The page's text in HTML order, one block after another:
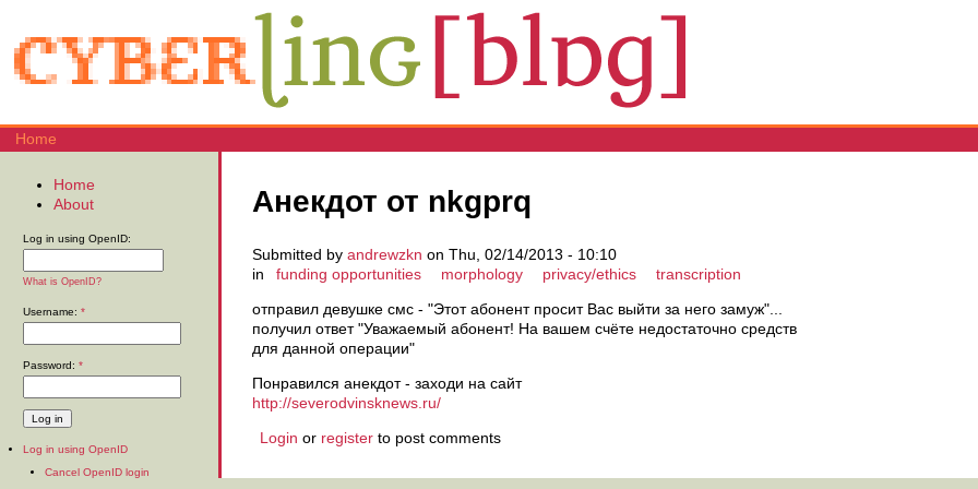
Home
Анекдот от nkgprq
Submitted by andrewzkn on Thu, 02/14/2013 - 10:10
in
funding opportunities morphology privacy/ethics
transcription
отправил девушке смс - "Этот абонент просит Вас выйти за него замуж"...
получил ответ "Уважаемый абонент! На вашем счёте недостаточно средств
для данной операции"
Понравился анекдот - заходи на сайт
http://severodvinsknews.ru/
Login or register to post comments
Home
About
Log in using OpenID:
What is OpenID?
Username: *
Password: *
Log in using OpenID
Cancel OpenID login